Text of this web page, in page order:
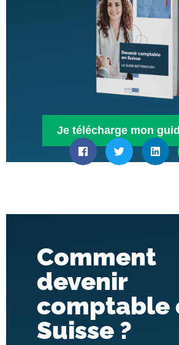
Je télécharge mon
Comment
devenir
comptable
Suisse ?